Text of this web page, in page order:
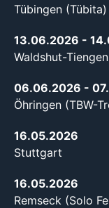
Tübingen (Tübita)
13.06.2026 -
Waldshut-
06.06.2026 -
Öhringen (TBW-
16.05.2026
Stuttgart
16.05.2026
Remseck (Solo